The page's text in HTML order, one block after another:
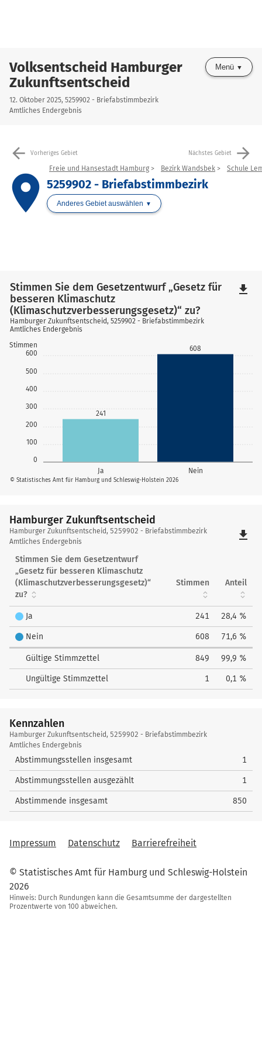
Volksentscheid Hamburger
Zukunftsentscheid
12. Oktober 2025, 5259902 - Briefabstimmbezirk
Amtliches Endergebnis
Menü
arrow_back Vorheriges Gebiet Nächstes Gebiet arrow_forward
place
Freie und Hansestadt Hamburg Bezirk Wandsbek Schule
5259902 - Briefabstimmbezirk
Anderes Gebiet auswählen
0
100
200
300
400
500
600
Stimmen
Ja Nein
241
608
© Statistisches Amt für Hamburg und Schleswig-Holstein 2026
Stimmen Sie dem Gesetzentwurf „Gesetz für
besseren Klimaschutz
(Klimaschutzverbesserungsgesetz)“ zu?
Hamburger Zukunftsentscheid, 5259902 - Briefabstimmbezirk
Amtliches Endergebnis
file_download
Hamburger Zukunftsentscheid
Hamburger
Zukunftsentscheid
Hamburger Zukunftsentscheid, 5259902 - Briefabstimmbezirk
Amtliches Endergebnis
file_download
Stimmen Sie dem Gesetzentwurf
„Gesetz für besseren Klimaschutz
(Klimaschutzverbesserungsgesetz)“
zu?
Stimmen Anteil
Ja 241 28,4 %
Nein 608 71,6 %
Gültige Stimmzettel 849 99,9 %
Ungültige Stimmzettel 1 0,1 %
Kennzahlen
Kennzahlen
Hamburger Zukunftsentscheid, 5259902 - Briefabstimmbezirk
Amtliches Endergebnis
Abstimmungsstellen insgesamt 1
Abstimmungsstellen ausgezählt 1
Abstimmende insgesamt 850
Impressum Datenschutz Barrierefreiheit
© Statistisches Amt für Hamburg und Schleswig-Holstein
2026
Hinweis: Durch Rundungen kann die Gesamtsumme der dargestellten
Prozentwerte von 100 abweichen.